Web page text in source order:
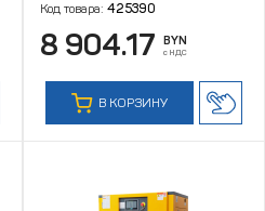
Код товара: 425390
8 904.17 BYN
с НДС
В КОРЗИНУ